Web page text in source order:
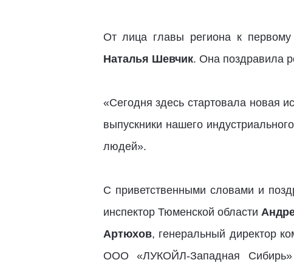
От лица главы региона к первому
Наталья Шевчик. Она поздравила
«Сегодня здесь стартовала новая
выпускники нашего
людей».
С приветственными словами и
инспектор Тюменской области
Артюхов, генеральный директор
ООО «ЛУКОЙЛ-Западная